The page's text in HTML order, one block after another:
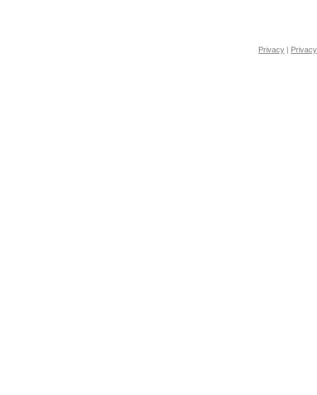
Privacy |